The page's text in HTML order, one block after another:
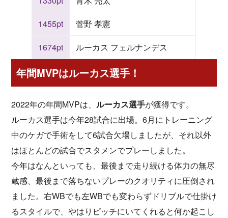
1455pt
菅野 孝憲
1674pt
ルーカス フェルナンデス
年間MVPはルーカス選手！
2022年の年間MVPは、 ルーカス選手が獲得です。
ルーカス選手は今年28試合に出場。6月にトレーニング
中のケガで手術をして6試合欠場しましたが、それ以外
はほとんどの試合でスタメンでプレーしました。
今年はなんといっても、最後まで走り続ける体力の無尽
蔵感、最後まで落ちないプレーのクオリティに圧倒され
ました。右WBでも左WBでも変わらずドリブルで仕掛け
るスタイルで、やはりピッチにいてくれると何か起こし